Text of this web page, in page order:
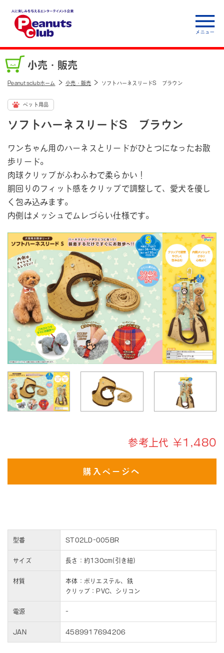
人に楽しみを与えるエ
ンターテイメント企
業 Peanuts club
小売・販売
Peanutsclubホーム 小売・販売 ソフトハーネスリードS ブラウン
ペット用品
ソフトハーネスリードS ブラウン
ワンちゃん用のハーネスとリードがひとつになったお散
歩リード。
肉球クリップがふわふわで柔らかい！
胴回りのフィット感をクリップで調整して、愛犬を優し
く包み込みます。
内側はメッシュでムレづらい仕様です。
参考上代 ￥1,480
購入ページへ
型番 ST02LD-005BR
サイズ 長さ：約130cm(引き紐)
材質
本体：ポリエステル、鉄
クリップ：PVC、シリコン
電源 -
JAN 4589917694206